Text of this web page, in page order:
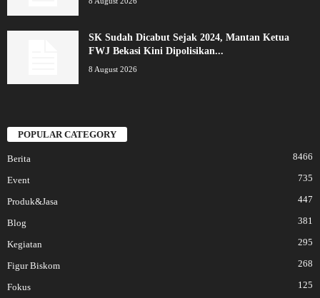
SK Sudah Dicabut Sejak 2024, Mantan Ketua
FWJ Bekasi Kini Dipolisikan...
8 August 2026
POPULAR CATEGORY
Berita 8466
Event 735
Produk&Jasa 447
Blog 381
Kegiatan 295
Figur Biskom 268
Fokus 125